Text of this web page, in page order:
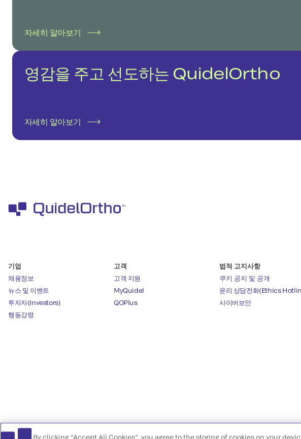
자세히 알아보기
영감을 주고 선도하는 QuidelOrtho
자세히 알아보기
기업
채용정보
뉴스 및 이벤트
투자자(Investors)
행동강령
고객
고객 지원
MyQuidel
QOPlus
법적 고지사항
쿠키 공지 및 공개
윤리 상담전화(Ethics
사이버보안
By clicking “Accept All Cookies”, you agree to the storing of cookies on your